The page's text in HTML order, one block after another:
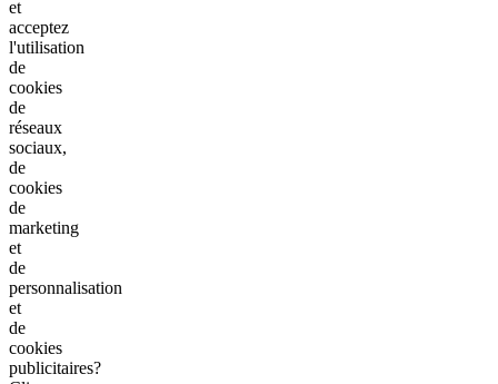
et
acceptez
l'utilisation
de
cookies
de
réseaux
sociaux,
de
cookies
de
marketing
et
de
personnalisation
et
de
cookies
publicitaires?